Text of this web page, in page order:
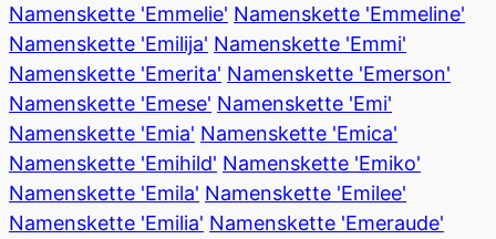
Namenskette 'Emmelie' Namenskette 'Emmeline'
Namenskette 'Emilija' Namenskette 'Emmi'
Namenskette 'Emerita' Namenskette 'Emerson'
Namenskette 'Emese' Namenskette 'Emi'
Namenskette 'Emia' Namenskette 'Emica'
Namenskette 'Emihild' Namenskette 'Emiko'
Namenskette 'Emila' Namenskette 'Emilee'
Namenskette 'Emilia' Namenskette 'Emeraude'